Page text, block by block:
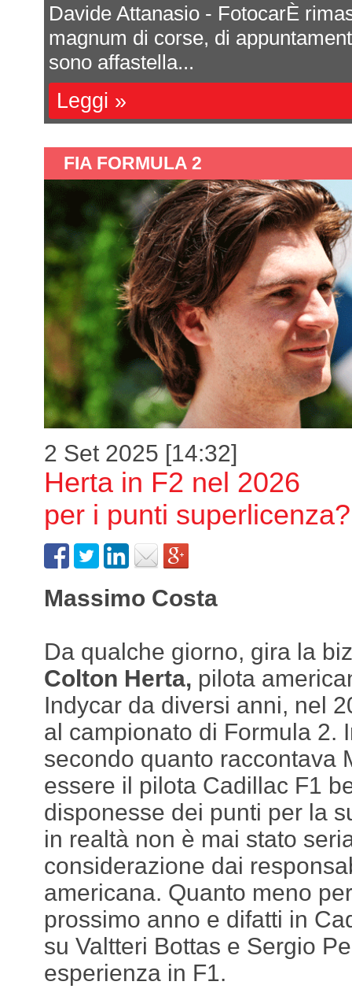
Davide Attanasio - FotocarÈ
magnum di corse, di
sono affastella...
Leggi »
FIA FORMULA 2
2 Set 2025 [14:32]
Herta in F2 nel 2026
per i punti superlicenza?
Massimo Costa
Da qualche giorno, gira la
Colton Herta, pilota
Indycar da diversi anni, nel
al campionato di Formula 2.
secondo quanto raccontava
essere il pilota Cadillac F1
disponesse dei punti per la
in realtà non è mai stato
considerazione dai
americana. Quanto meno
prossimo anno e difatti in
su Valtteri Bottas e Sergio
esperienza in F1.